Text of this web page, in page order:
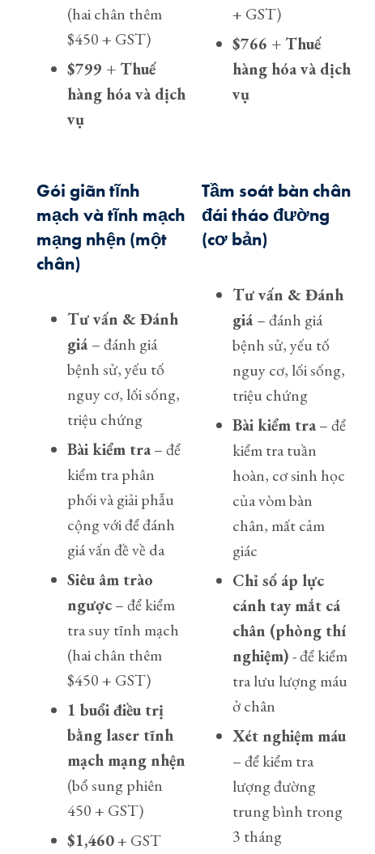
(hai chân thêm
$450 + GST)
$799 + Thuế
hàng hóa và dịch
vụ
+ GST)
$766 + Thuế
hàng hóa và dịch
vụ
Gói giãn tĩnh
mạch và tĩnh mạch
mạng nhện (một
chân)
Tư vấn & Đánh
giá– đánh giá
bệnh sử, yếu tố
nguy cơ, lối sống,
triệu chứng
Bài kiểm tra– để
kiểm tra phân
phối và giải phẫu
cộng với để đánh
giá vấn đề về da
Siêu âm trào
ngược– để kiểm
tra suy tĩnh mạch
(hai chân thêm
$450 + GST)
1 buổi điều trị
bằng laser tĩnh
mạch mạng nhện
(bổ sung phiên
450 + GST)
$1,460+ GST
Tầm soát bàn chân
đái tháo đường
(cơ bản)
Tư vấn & Đánh
giá– đánh giá
bệnh sử, yếu tố
nguy cơ, lối sống,
triệu chứng
Bài kiểm tra– để
kiểm tra tuần
hoàn, cơ sinh học
của vòm bàn
chân, mất cảm
giác
Chỉ số áp lực
cánh tay mắt cá
chân (phòng thí
nghiệm)- để kiểm
tra lưu lượng máu
ở chân
Xét nghiệm máu
– để kiểm tra
lượng đường
trung bình trong
3 tháng